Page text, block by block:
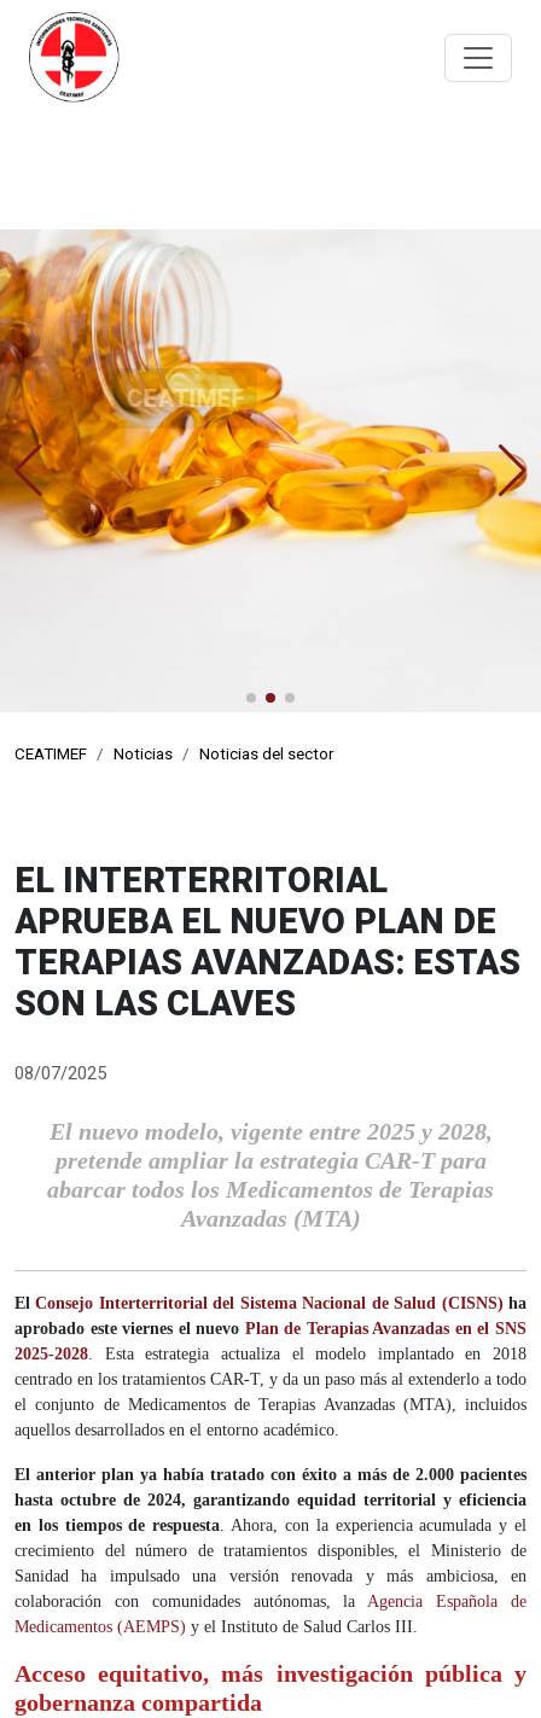
Portal de empleo
para profesionales
CEATIMEF
Confederación española de asociaciones
CEATIMEF Noticias Noticias del sector
EL INTERTERRITORIAL
APRUEBA EL NUEVO PLAN DE
TERAPIAS AVANZADAS: ESTAS
SON LAS CLAVES
08/07/2025
El nuevo modelo, vigente entre 2025 y 2028,
pretende ampliar la estrategia CAR-T para
abarcar todos los Medicamentos de Terapias
Avanzadas (MTA)
ElConsejo Interterritorial del Sistema Nacional de Salud (CISNS) ha
aprobado este viernes el nuevo Plan de Terapias Avanzadas en el SNS
2025-2028. Esta estrategia actualiza el modelo implantado en 2018
centrado en los tratamientos CAR-T, y da un paso más al extenderlo a todo
el conjunto de Medicamentos de Terapias Avanzadas (MTA), incluidos
aquellos desarrollados en el entorno académico.
El anterior plan ya había tratado con éxito a más de 2.000 pacientes
hasta octubre de 2024, garantizando equidad territorial y eficiencia
en los tiempos de respuesta. Ahora, con la experiencia acumulada y el
crecimiento del número de tratamientos disponibles, el Ministerio de
Sanidad ha impulsado una versión renovada y más ambiciosa, en
colaboración con comunidades autónomas, laAgencia Española de
Medicamentos (AEMPS) y el Instituto de Salud Carlos III.
Acceso equitativo, más investigación pública y
gobernanza compartida